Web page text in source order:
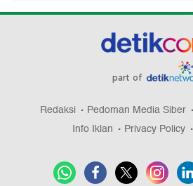
part of
Redaksi Pedoman Media Siber
Info Iklan
Privacy Policy